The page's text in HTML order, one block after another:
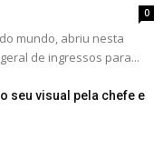
0
mundo, abriu nesta
de ingressos para...
seu visual pela chefe e